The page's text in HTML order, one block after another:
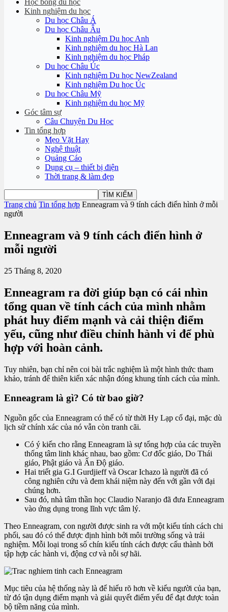
Học bổng du học
Kinh nghiệm du học
Du học Châu Á
Du học Châu Âu
Kinh nghiệm Du học Anh
Kinh nghiệm du học Hà Lan
Kinh nghiệm du học Pháp
Du học Châu Úc
Kinh nghiệm Du học NewZealand
Kinh nghiệm Du học Úc
Du học Châu Mỹ
Kinh nghiệm du học Mỹ
Góc tâm sự
Câu Chuyện Du Học
Tin tổng hợp
Mẹo Vặt Hay
Nghệ thuật
Quảng Cáo
Dụng cụ – thiết bị điện
Thời trang & làm đẹp
Trang chủ Tin tổng hợp Enneagram và 9 tính cách điển hình ở mỗi
người
Enneagram và 9 tính cách điển hình ở
mỗi người
25 Tháng 8, 2020
Enneagram ra đời giúp bạn có cái nhìn
tổng quan về tính cách của mình nhằm
phát huy điểm mạnh và cải thiện điểm
yếu, cũng như điều chỉnh hành vi để phù
hợp với hoàn cảnh.
Tuy nhiên, bạn chỉ nên coi bài trắc nghiệm là một hình thức tham
khảo, tránh để thiên kiến xác nhận đóng khung tính cách của mình.
Enneagram là gì? Có từ bao giờ?
Nguồn gốc của Enneagram có thể có từ thời Hy Lạp cổ đại, mặc dù
lịch sử chính xác của nó vẫn còn tranh cãi.
Có ý kiến cho rằng Enneagram là sự tổng hợp của các truyền
thống tâm linh khác nhau, bao gồm: Cơ đốc giáo, Do Thái
giáo, Phật giáo và Ấn Độ giáo.
Hai triết gia G.I Gurdjieff và Oscar Ichazo là người đã có
công nghiên cứu và đem khái niệm này đến với gần với đại
chúng hơn.
Sau đó, nhà tâm thần học Claudio Naranjo đã đưa Enneagram
vào ứng dụng trong lĩnh vực tâm lý.
Theo Enneagram, con người được sinh ra với một kiểu tính cách chi
phối, sau đó có thể được định hình bởi môi trường sống và trải
nghiệm. Mỗi loại trong số chín kiểu tính cách được cấu thành bởi
tập hợp các hành vi, động cơ và nỗi sợ hãi.
Mục tiêu của hệ thống này là để hiểu rõ hơn về kiểu người của bạn,
từ đó tận dụng điểm mạnh và giải quyết điểm yếu để đạt được toàn
bộ tiềm năng của mình.